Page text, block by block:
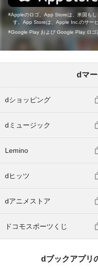
Appleのロゴ、App Storeは、米国も
す。App Storeは、Apple Inc.のサービ
Google Play および Google Play ロゴ
dマ
dショッピング
dミュージック
Lemino
dヒッツ
dアニメストア
ドコモスポーツくじ
dブックアプリ